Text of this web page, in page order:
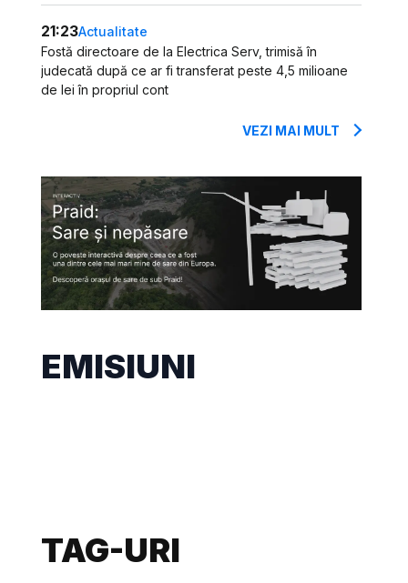
21:23Actualitate
Fostă directoare de la Electrica Serv, trimisă în
judecată după ce ar fi transferat peste 4,5 milioane
de lei în propriul cont
VEZI MAI MULT
EMISIUNI
TAG-URI